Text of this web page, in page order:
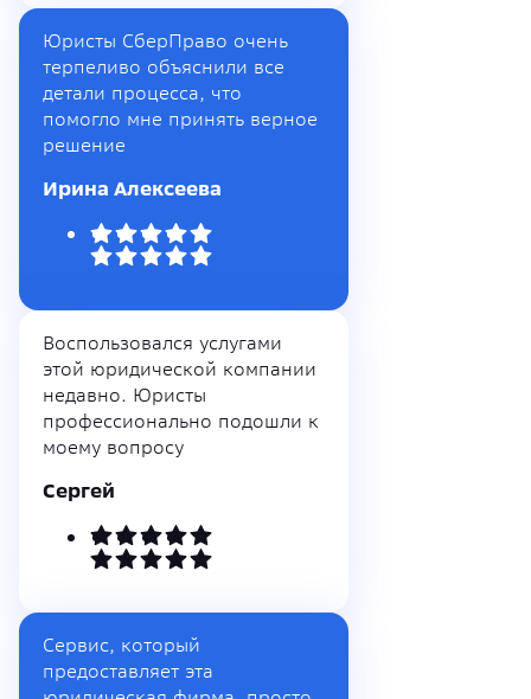
Юристы СберПраво очень
терпеливо объяснили все
детали процесса, что
помогло мне принять верное
решение
Ирина Алексеева
Воспользовался услугами
этой юридической компании
недавно. Юристы
профессионально подошли к
моему вопросу
Сергей
Сервис, который
предоставляет эта